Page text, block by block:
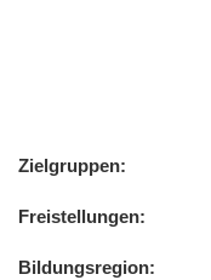
Zielgruppen
Freistellungen
Bildungsregion